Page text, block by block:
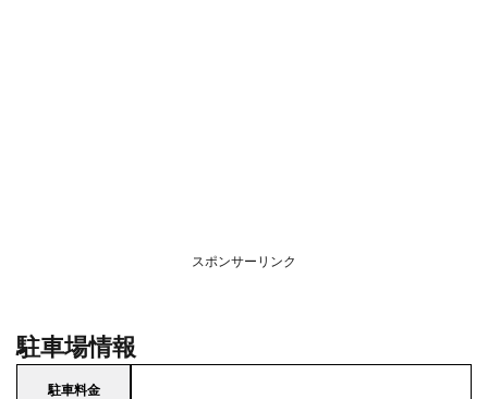
スポンサーリンク
駐車場情報
駐車料金